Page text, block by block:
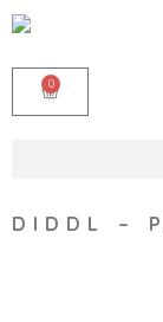
0
DIDDL –